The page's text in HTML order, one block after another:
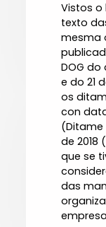
Vistos
texto
mesma
DOG do
e do 21
os
con
(Ditame
de 2018
que se
das